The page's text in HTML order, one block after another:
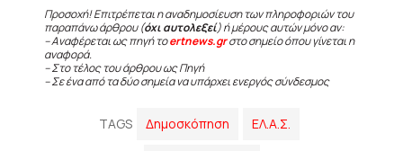
Προσοχή! Επιτρέπεται η αναδημοσίευση των πληροφοριών του
παραπάνω άρθρου (όχι αυτολεξεί) ή μέρους αυτών μόνο αν:
– Αναφέρεται ως πηγή τοertnews.grστο σημείο όπου γίνεται η
αναφορά.
– Στο τέλος του άρθρου ως Πηγή
– Σε ένα από τα δύο σημεία να υπάρχει ενεργός σύνδεσμος
TAGS Δημοσκόπηση ΕΛ.Α.Σ.